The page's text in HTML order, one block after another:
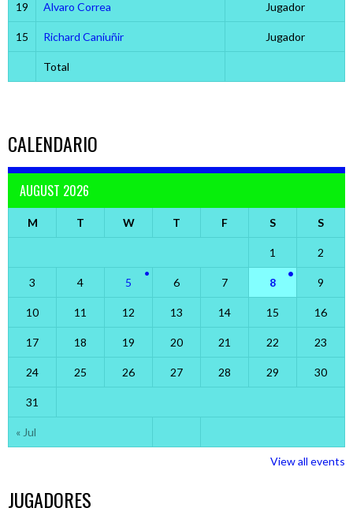
19 Alvaro Correa Jugador
15 Richard Caniuñir Jugador
Total
CALENDARIO
AUGUST 2026
M T W T F S S
« Jul
1 2
3 4 5 6 7 8 9
10 11 12 13 14 15 16
17 18 19 20 21 22 23
24 25 26 27 28 29 30
31
View all events
JUGADORES